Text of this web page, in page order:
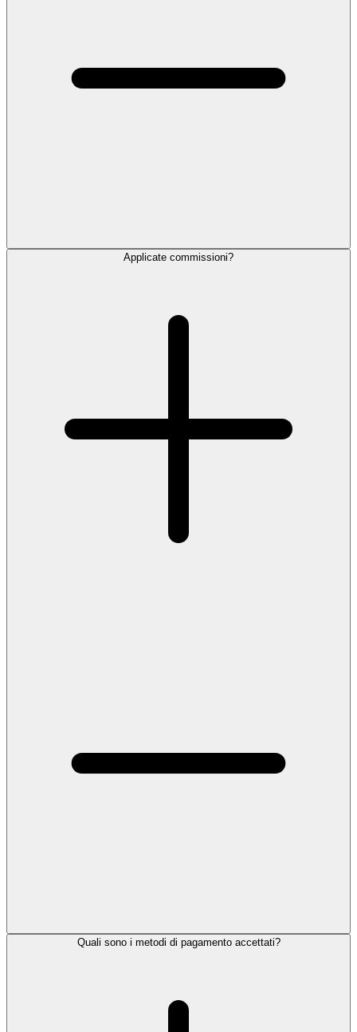
Applicate commissioni?
Quali sono i metodi di pagamento accettati?